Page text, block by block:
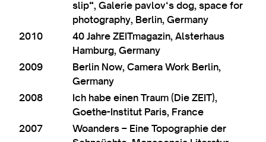
slip“, Galer­ie pavlov‘s dog, space for
pho­to­graphy, Ber­lin, Germany
2010
40 Jahre ZEIT­magazin, Alster­haus
Ham­burg, Germany
2009
Ber­lin Now, Cam­era Work Ber­lin,
Germany
2008
Ich habe ein­en Traum (Die ZEIT),
Goethe-Insti­tut Par­is, France
2007
Woanders – Eine Topo­graph­ie der